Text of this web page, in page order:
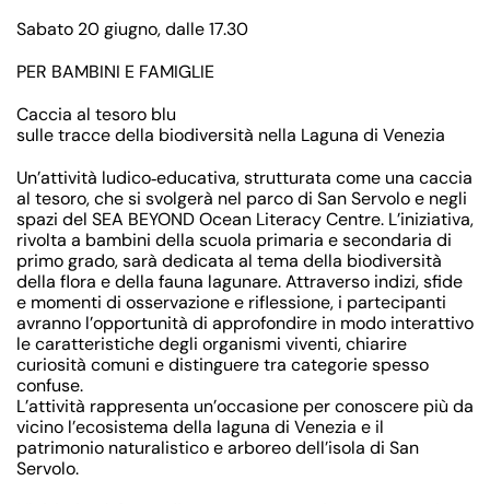
Sabato 20 giugno, dalle 17.30
PER BAMBINI E FAMIGLIE
Caccia al tesoro blu
sulle tracce della biodiversità nella Laguna di Venezia
Un’attività ludico‑educativa, strutturata come una caccia
al tesoro, che si svolgerà nel parco di San Servolo e negli
spazi del SEA BEYOND Ocean Literacy Centre. L’iniziativa,
rivolta a bambini della scuola primaria e secondaria di
primo grado, sarà dedicata al tema della biodiversità
della flora e della fauna lagunare. Attraverso indizi, sfide
e momenti di osservazione e riflessione, i partecipanti
avranno l’opportunità di approfondire in modo interattivo
le caratteristiche degli organismi viventi, chiarire
curiosità comuni e distinguere tra categorie spesso
confuse.
L’attività rappresenta un’occasione per conoscere più da
vicino l’ecosistema della laguna di Venezia e il
patrimonio naturalistico e arboreo dell’isola di San
Servolo.